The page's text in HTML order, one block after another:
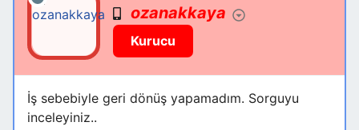
ozanakkaya
Kurucu
İş sebebiyle geri dönüş yapamadım. Sorguyu
inceleyiniz..